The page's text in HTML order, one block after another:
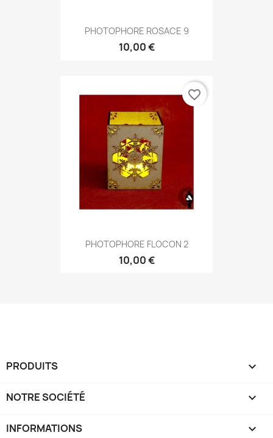
PHOTOPHORE ROSACE 9
10,00 €
PHOTOPHORE FLOCON 2
10,00 €
favorite_border
PRODUITS 
NOTRE SOCIÉTÉ 
INFORMATIONS keyboard_arrow_down